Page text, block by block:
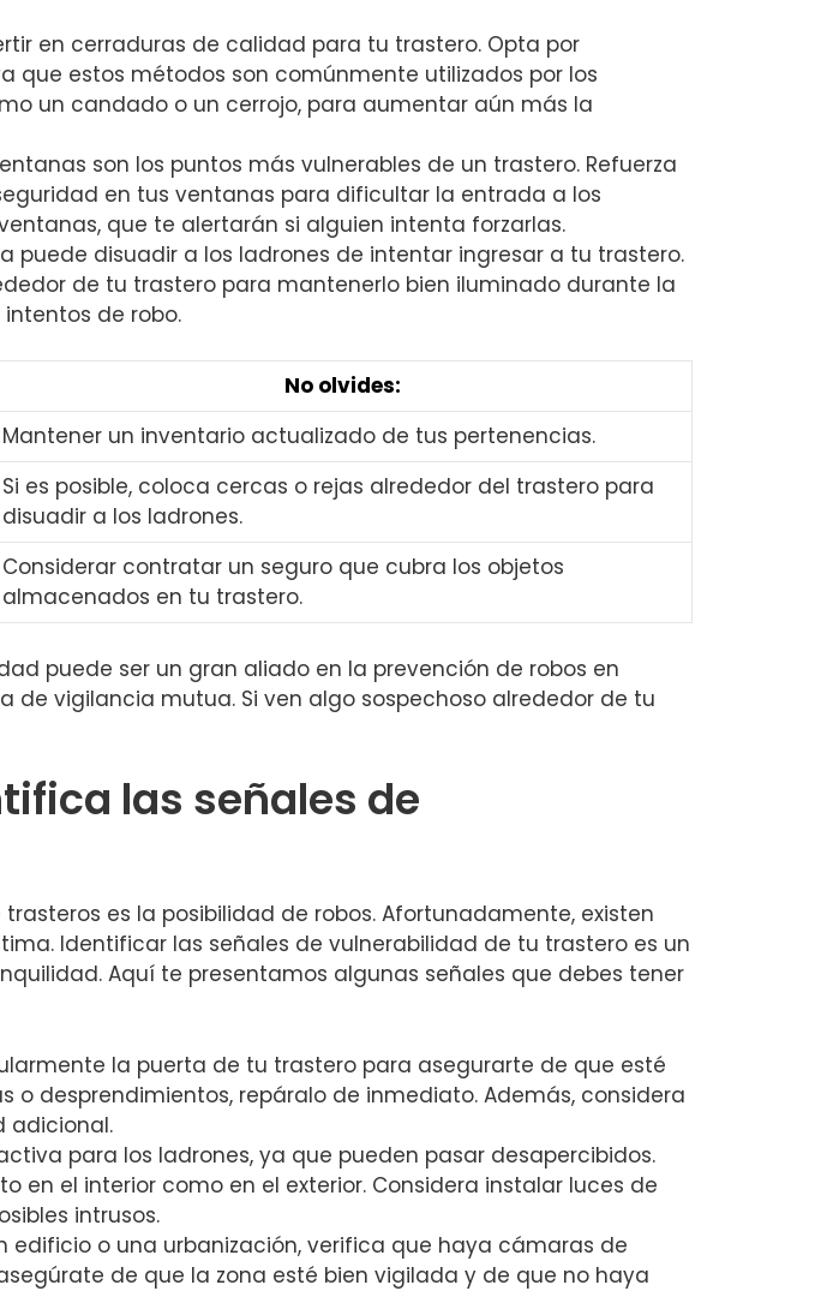
en cerraduras de calidad‍ para tu trastero. Opta por
estos⁢ métodos son comúnmente utilizados por​ los
un candado o un‍ cerrojo, para aumentar aún más⁤ la
son los puntos más vulnerables de un trastero. Refuerza
en tus ventanas para dificultar la​ entrada a los
que te‌ alertarán ‍si alguien⁤ intenta forzarlas.
puede ⁣disuadir a los ⁢ladrones de intentar ingresar a tu trastero.‍
de tu ​trastero para ⁢mantenerlo bien iluminado durante la
de ‍robo.
No ⁣olvides:
Mantener ⁤un inventario actualizado​ de tus pertenencias.
Si es posible,⁤ coloca‍ cercas ⁤o rejas alrededor⁢ del trastero⁣ para
disuadir a los ⁤ladrones.
Considerar contratar ⁤un ​seguro que cubra los objetos
almacenados en tu trastero.
puede ser un gran aliado‍ en la prevención de robos en
de vigilancia mutua. Si ven ⁢algo sospechoso alrededor de tu
las señales de
‍es la posibilidad de robos. Afortunadamente, ⁣existen
Identificar las ⁢señales de vulnerabilidad de tu trastero es un
Aquí te presentamos algunas⁢ señales que debes tener
la puerta de tu trastero para asegurarte de que esté
o desprendimientos, repáralo de inmediato. Además, considera
adicional.
⁣para ⁢los ladrones, ya que pueden pasar ‍desapercibidos.
el interior como en el ⁤exterior. Considera instalar luces de
intrusos.
o una urbanización, verifica que haya cámaras de
de que la zona esté bien vigilada y de que no haya⁤